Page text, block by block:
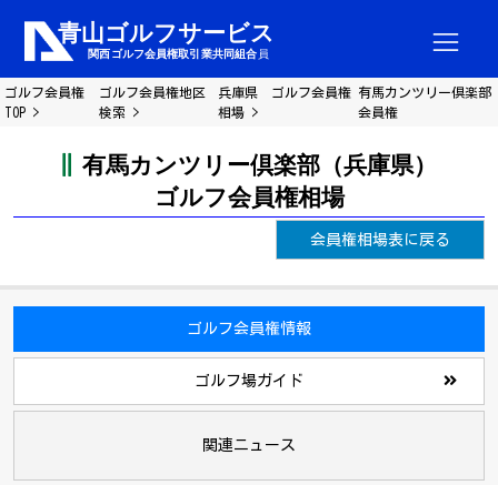
ゴルフ会員権
TOP
ゴルフ会員権地区
検索
兵庫県 ゴルフ会員権
相場
有馬カンツリー倶楽部
会員権
有馬カンツリー倶楽部（兵庫県）
ゴルフ会員権相場
会員権相場表に戻る
ゴルフ会員権情報
ゴルフ場ガイド
関連ニュース